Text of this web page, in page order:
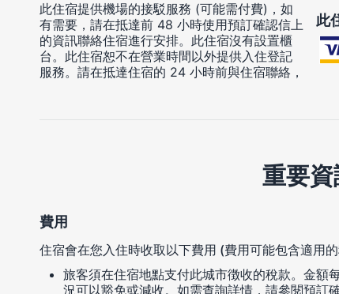
此住宿提供機場的接駁服務 (可能需付費)，如
有需要，請在抵達前 48 小時使用預訂確認信上
的資訊聯絡住宿進行安排。此住宿沒有設置櫃
台。此住宿恕不在營業時間以外提供入住登記
服務。請在抵達住宿的 24 小時前與住宿聯絡，
此
重要資
費用
住宿會在您入住時收取以下費用 (費用可能包含適用的
旅客須在住宿地點支付此城市徴收的稅款。金額
況可以豁免或減收。如需查詢詳情，請參閱預訂